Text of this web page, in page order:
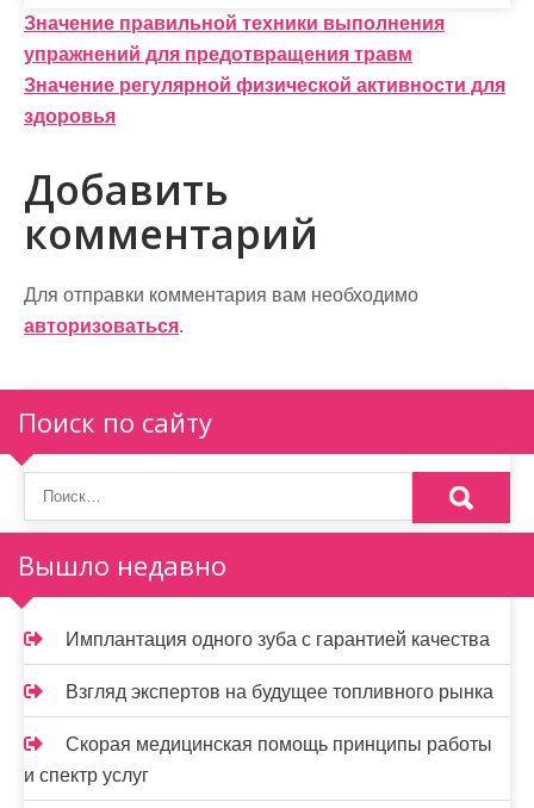
Н
а
в
и
г
а
ц
и
я
п
о
з
а
п
и
с
я
м
Значение правильной техники выполнения
упражнений для предотвращения травм
Значение регулярной физической активности для
здоровья
Добавить
комментарий
Для отправки комментария вам необходимо
авторизоваться.
Поиск по сайту
Вышло недавно
Имплантация одного зуба с гарантией качества
Взгляд экспертов на будущее топливного рынка
Скорая медицинская помощь принципы работы
и спектр услуг